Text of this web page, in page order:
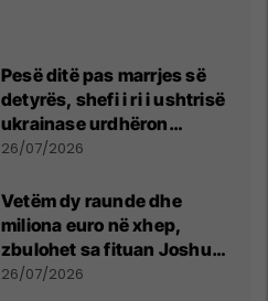
Pesë ditë pas marrjes së
detyrës, shefi i ri i ushtrisë
ukrainase urdhëron
kontroll të madh
26/07/2026
Vetëm dy raunde dhe
miliona euro në xhep,
zbulohet sa fituan Joshua
e Prenga
26/07/2026